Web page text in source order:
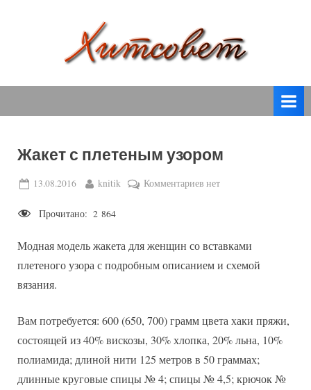
т
о
в
спицами,
крючком,
вязаные
модели
с
Жакет с плетеным узором
Posted
13.08.2016 By
knitik Комментариевк
плетеным
узором
нет
Прочитано: 2 864
Модная модель жакета для женщин со вставками
плетеного узора с подробным описанием и схемой
вязания.
Вам потребуется: 600 (650, 700) грамм цвета хаки пряжи,
состоящей из 40% вискозы, 30% хлопка, 20% льна, 10%
полиамида; длиной нити 125 метров в 50 граммах;
длинные круговые спицы № 4; спицы № 4,5; крючок №